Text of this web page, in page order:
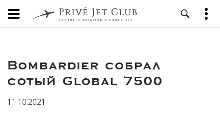
Bombardier собрал
сотый Global 7500
11.10.2021